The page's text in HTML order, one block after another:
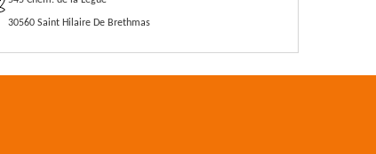
30560 Saint Hilaire De Brethmas